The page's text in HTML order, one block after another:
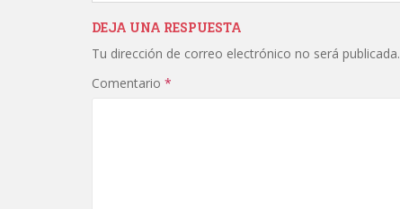
DEJA UNA RESPUESTA
Tu dirección de correo electrónico no será publicada.
Comentario *